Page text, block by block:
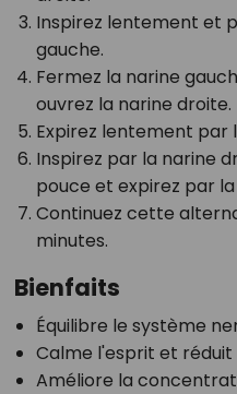
Inspirez lentement et
gauche.
Fermez la narine
ouvrez la narine droite.
Expirez lentement par
Inspirez par la narine
pouce et expirez par
Continuez cette
minutes.
Bienfaits
Équilibre le système
Calme l'esprit et réduit
Améliore la